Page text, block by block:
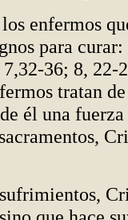
enfermos
para
7,32-36; 8, 22-
tratan
él una